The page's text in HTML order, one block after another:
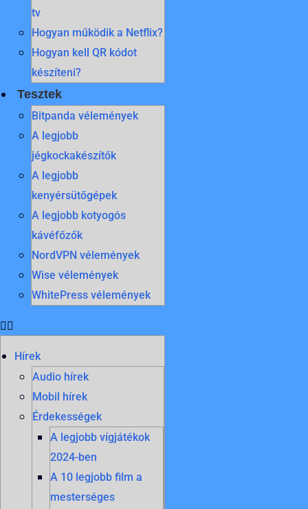
tv
Hogyan működik a Netflix?
Hogyan kell QR kódot
készíteni?
Tesztek
Bitpanda vélemények
A legjobb
jégkockakészítők
A legjobb
kenyérsütőgépek
A legjobb kotyogós
kávéfőzők
NordVPN vélemények
Wise vélemények
WhitePress vélemények
Hírek
Audio hírek
Mobil hírek
Érdekességek
A legjobb vígjátékok
2024-ben
A 10 legjobb film a
mesterséges